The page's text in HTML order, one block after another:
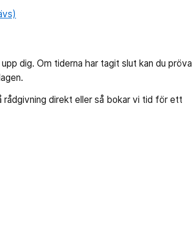
dig. Om tiderna har tagit slut kan du pröva
rådgivning direkt eller så bokar vi tid för ett